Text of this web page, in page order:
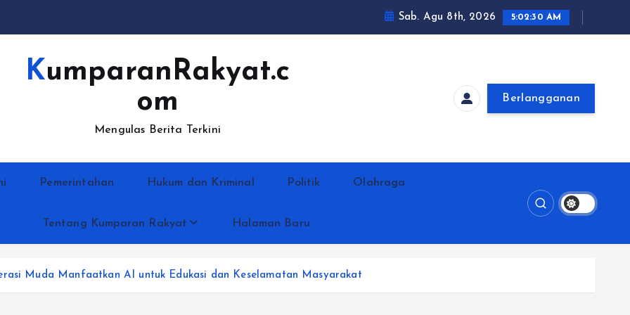
Sab. Agu 8th, 2026 5:02:31 AM
KumparanRakyat.c
om
Mengulas Berita Terkini
Berlangganan
Pemerintahan Hukum dan Kriminal Politik Olahraga
Tentang Kumparan Rakyat Halaman Baru
Muda Manfaatkan AI untuk Edukasi dan Keselamatan Masyarakat